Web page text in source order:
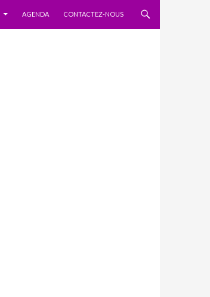
AGENDA CONTACTEZ-NOUS